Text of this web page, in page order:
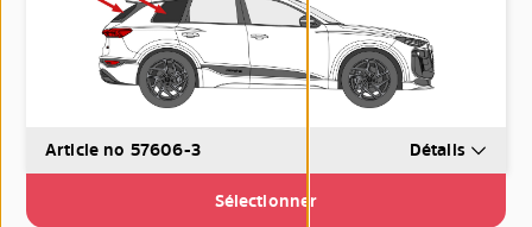
Article no 57606-3 Détails
Sélectionner